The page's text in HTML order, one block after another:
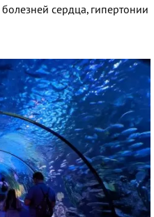
сердца, гипертонии